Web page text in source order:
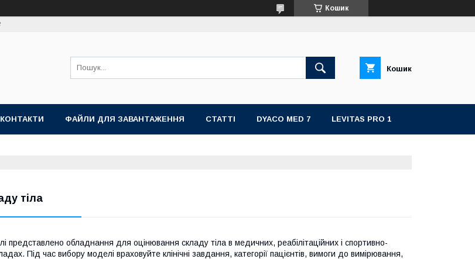
Кошик
Кошик
КОНТАКТИ ФАЙЛИ ДЛЯ ЗАВАНТАЖЕННЯ СТАТТІ DYACO MED 7 LEVITAS PRO 1
тіла
представлено обладнання для оцінювання складу тіла в медичних, реабілітаційних і спортивно-
Під час вибору моделі враховуйте клінічні завдання, категорії пацієнтів, вимоги до вимірювання,